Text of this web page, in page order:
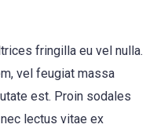
fringilla eu vel nulla.
vel feugiat massa
est. Proin sodales
lectus vitae ex